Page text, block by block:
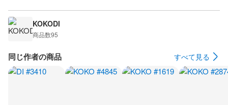
KOKODI
商品数95
同じ作者の商品 すべて見る